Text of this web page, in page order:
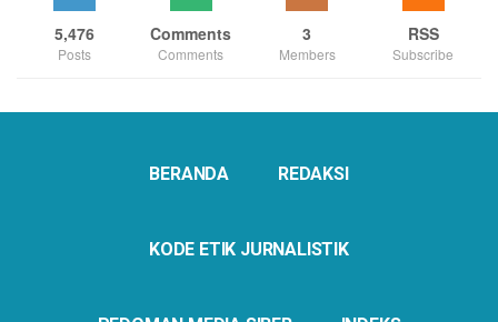
5,476
Posts
Comments
Comments
3
Members
RSS
Subscribe
BERANDA REDAKSI
KODE ETIK JURNALISTIK